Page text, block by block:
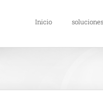
Inicio soluciones